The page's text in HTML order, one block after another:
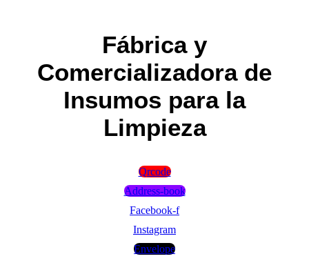
Fábrica y
Comercializadora de
Insumos para la
Limpieza
Qrcode
Address-book
Facebook-f
Instagram
Envelope